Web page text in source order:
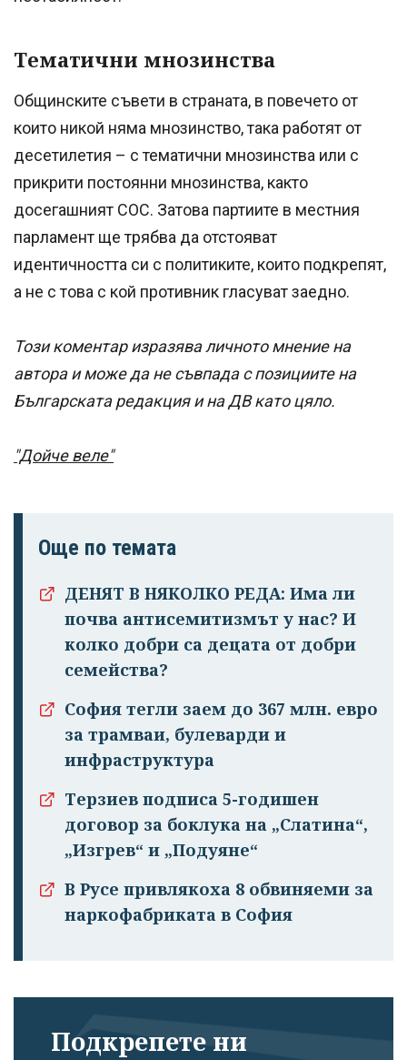
Тематични мнозинства
Общинските съвети в страната, в повечето от
които никой няма мнозинство, така работят от
десетилетия – с тематични мнозинства или с
прикрити постоянни мнозинства, както
досегашният СОС. Затова партиите в местния
парламент ще трябва да отстояват
идентичността си с политиките, които подкрепят,
а не с това с кой противник гласуват заедно.
Този коментар изразява личното мнение на
автора и може да не съвпада с позициите на
Българската редакция и на ДВ като цяло.
"Дойче веле"
Още по темата
ДЕНЯТ В НЯКОЛКО РЕДА: Има ли
почва антисемитизмът у нас? И
колко добри са децата от добри
семейства?
София тегли заем до 367 млн. евро
за трамваи, булеварди и
инфраструктура
Терзиев подписа 5-годишен
договор за боклука на „Слатина“,
„Изгрев“ и „Подуяне“
В Русе привлякоха 8 обвиняеми за
наркофабриката в София
Подкрепете ни